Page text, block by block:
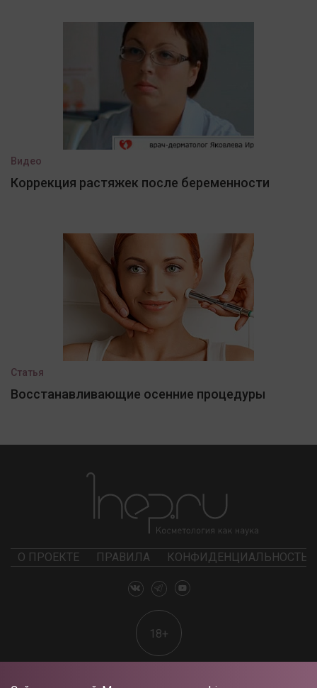
Видео
Коррекция растяжек после беременности
Статья
Восстанавливающие осенние процедуры
О ПРОЕКТЕ ПРАВИЛА КОНФИДЕНЦИАЛЬНОСТЬ
18+